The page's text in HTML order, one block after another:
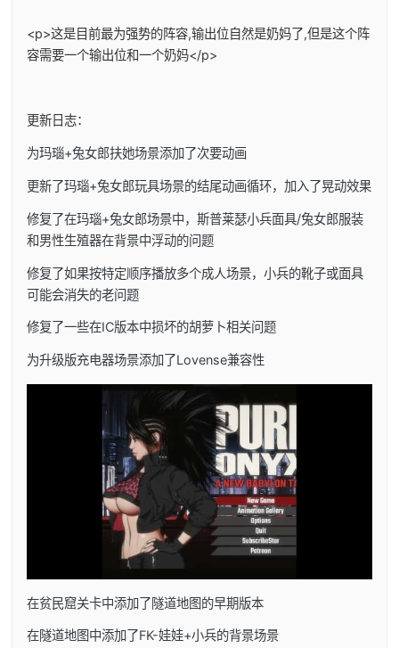
<p>这是目前最为强势的阵容,输出位自然是奶妈了,但是这个阵
容需要一个输出位和一个奶妈</p>
更新日志：
为玛瑙+兔女郎扶她场景添加了次要动画
更新了玛瑙+兔女郎玩具场景的结尾动画循环，加入了晃动效果
修复了在玛瑙+兔女郎场景中，斯普莱瑟小兵面具/兔女郎服装
和男性生殖器在背景中浮动的问题
修复了如果按特定顺序播放多个成人场景，小兵的靴子或面具
可能会消失的老问题
修复了一些在IC版本中损坏的胡萝卜相关问题
为升级版充电器场景添加了Lovense兼容性
在贫民窟关卡中添加了隧道地图的早期版本
在隧道地图中添加了FK-娃娃+小兵的背景场景